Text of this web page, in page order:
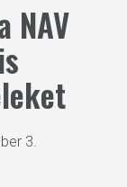
NAV
3.